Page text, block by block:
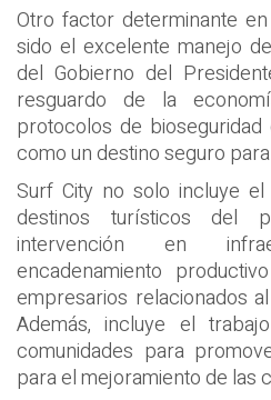
Otro factor determinante
sido el excelente manejo
del Gobierno del
resguardo de la
protocolos de
como un destino seguro
Surf City no solo incluye
destinos turísticos del
intervención en
encadenamiento
empresarios relacionados
Además, incluye el
comunidades para
para el mejoramiento de las